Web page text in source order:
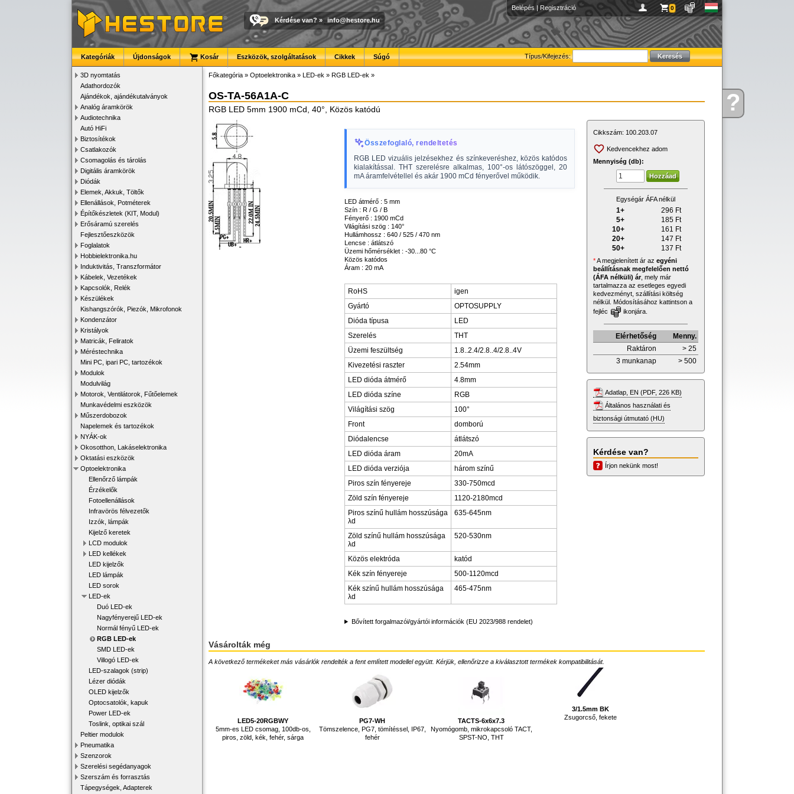
Kérdése?
Belépés | Regisztráció 0
Kérdése van? » info@hestore.hu
Típus/Kifejezés:
Kategóriák Újdonságok Kosár Eszközök, szolgáltatások Cikkek Súgó
3D nyomtatás
Adathordozók
Ajándékok, ajándékutalványok
Analóg áramkörök
Audiotechnika
Autó HiFi
Biztosítékok
Csatlakozók
Csomagolás és tárolás
Digitális áramkörök
Diódák
Elemek, Akkuk, Töltők
Ellenállások, Potméterek
Építőkészletek (KIT, Modul)
Erősáramú szerelés
Fejlesztőeszközök
Foglalatok
Hobbielektronika.hu
Induktivitás, Transzformátor
Kábelek, Vezetékek
Kapcsolók, Relék
Készülékek
Kishangszórók, Piezók, Mikrofonok
Kondenzátor
Kristályok
Matricák, Feliratok
Méréstechnika
Mini PC, ipari PC, tartozékok
Modulok
Modulvilág
Motorok, Ventilátorok, Fűtőelemek
Munkavédelmi eszközök
Műszerdobozok
Napelemek és tartozékok
NYÁK-ok
Okosotthon, Lakáselektronika
Oktatási eszközök
Optoelektronika
Ellenőrző lámpák
Érzékelők
Fotoellenállások
Infravörös félvezetők
Izzók, lámpák
Kijelző keretek
LCD modulok
LED kellékek
LED kijelzők
LED lámpák
LED sorok
LED-ek
Duó LED-ek
Nagyfényerejű LED-ek
Normál fényű LED-ek
RGB LED-ek
SMD LED-ek
Villogó LED-ek
LED-szalagok (strip)
Lézer diódák
OLED kijelzők
Optocsatolók, kapuk
Power LED-ek
Toslink, optikai szál
Peltier modulok
Pneumatika
Szenzorok
Szerelési segédanyagok
Szerszám és forrasztás
Tápegységek, Adapterek
Főkategória » Optoelektronika » LED-ek » RGB LED-ek »
OS-TA-56A1A-C
RGB LED 5mm 1900 mCd, 40°, Közös katódú
Összefoglaló, rendeltetés
RGB LED vizuális jelzésekhez és színkeveréshez, közös katódos
kialakítással. THT szerelésre alkalmas, 100°-os látószöggel, 20
mA áramfelvétellel és akár 1900 mCd fényerővel működik.
LED átmérő : 5 mm
Szín : R / G / B
Fényerő : 1900 mCd
Világítási szög : 140°
Hullámhossz : 640 / 525 / 470 nm
Lencse : átlátszó
Üzemi hőmérséklet : -30...80 °C
Közös katódos
Áram : 20 mA
RoHS
igen
Gyártó
OPTOSUPPLY
Dióda típusa
LED
Szerelés
THT
Üzemi feszültség
1.8..2.4/2.8..4/2.8..4V
Kivezetési raszter
2.54mm
LED dióda átmérő
4.8mm
LED dióda színe
RGB
Világítási szög
100°
Front
domború
Diódalencse
átlátszó
LED dióda áram
20mA
LED dióda verziója
három színű
Piros szín fényereje
330-750mcd
Zöld szín fényereje
1120-2180mcd
Piros színű hullám hosszúsága
λd
635-645nm
Zöld színű hullám hosszúsága
λd
520-530nm
Közös elektróda
katód
Kék szín fényereje
500-1120mcd
Kék színű hullám hosszúsága
λd
465-475nm
Bővített forgalmazói/gyártói információk (EU 2023/988 rendelet)
Cikkszám: 100.203.07
Kedvencekhez adom
Mennyiség (db):
Egységár ÁFA nélkül
1+ 296 Ft
5+
185 Ft
10+
161 Ft
20+
147 Ft
50+
137 Ft
*A megjelenített ár az egyéni
beállításnak megfelelően nettó
(ÁFA nélküli) ár, mely már
tartalmazza az esetleges egyedi
kedvezményt, szállítási költség
nélkül. Módosításához kattintson a
fejléc
ikonjára.
Elérhetőség
Menny.
Raktáron
> 25
3 munkanap
> 500
Adatlap, EN (PDF, 226 KB)
Általános használati és
biztonsági útmutató (HU)
Kérdése van?
Írjon nekünk most!
Vásárolták még
A következő termékeket más vásárlók rendelték a fent említett modellel együtt. Kérjük, ellenőrizze a kiválasztott termékek kompatibilitását.
LED5-20RGBWY
5mm-es LED csomag, 100db-os,
piros, zöld, kék, fehér, sárga
PG7-WH
Tömszelence, PG7, tömítéssel, IP67,
fehér
TACTS-6x6x7.3
Nyomógomb, mikrokapcsoló TACT,
SPST-NO, THT
3/1.5mm BK
Zsugorcső, fekete